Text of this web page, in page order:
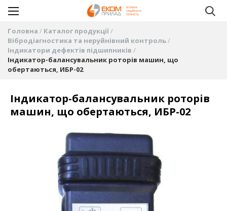
Головна
Каталог продукції
Вібродіагностика та неруйнівний контроль
Індикатори дефектів підшипників
Індикатор-балансувальник роторів машин, що
обертаються, ИБР-02
Індикатор-балансувальник роторів
машин, що обертаються, ИБР-02